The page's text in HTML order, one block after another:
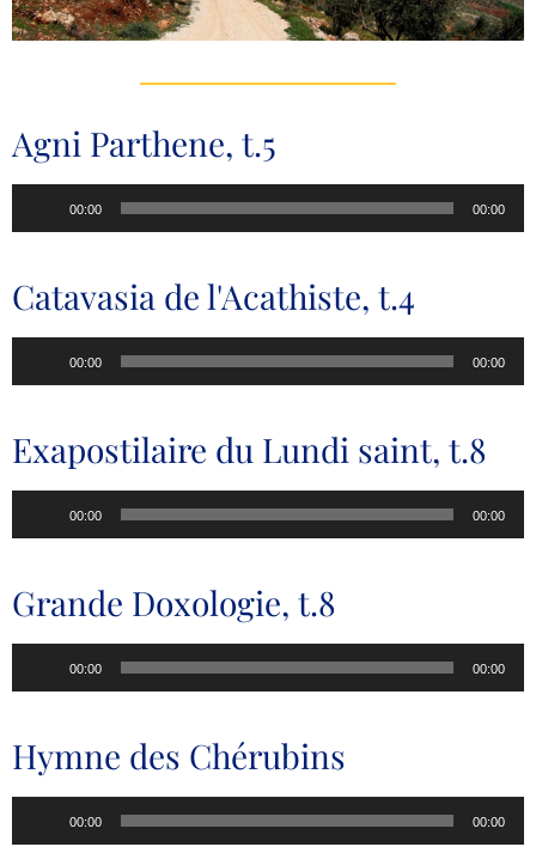
Agni Parthene, t.5
audio
00:00 00:00
Catavasia de l'Acathiste, t.4
audio
00:00 00:00
Exapostilaire du Lundi saint, t.8
audio
00:00 00:00
Grande Doxologie, t.8
audio
00:00 00:00
Hymne des Chérubins
audio
00:00 00:00